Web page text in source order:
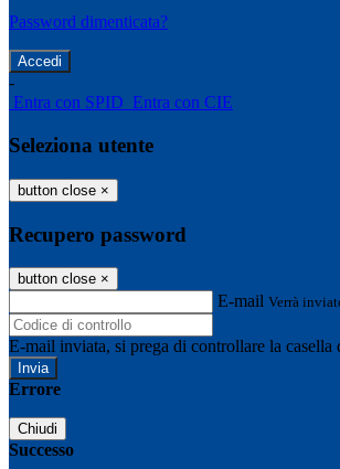
Password dimenticata?
-
Entra con SPID Entra con CIE
Seleziona utente
button close ×
Recupero password
button close ×
E-mail Verrà
E-mail inviata, si prega di controllare la casella
Errore
Chiudi
Successo